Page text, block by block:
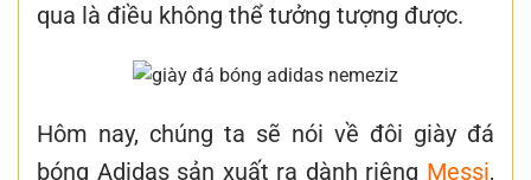
qua là điều không thể tưởng tượng được.
Hôm nay, chúng ta sẽ nói về đôi giày đá
bóng Adidas sản xuất ra dành riêng Messi,